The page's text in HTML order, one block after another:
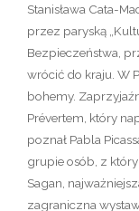
Stanisława Cata-
przez paryską
Bezpieczeństwa,
wrócić do kraju. W
bohemy.
Prévertem, który
poznał Pabla
grupie osób, z
Sagan,
zagraniczna